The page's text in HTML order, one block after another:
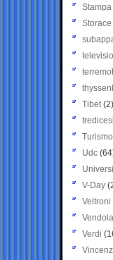
Stampa
Storace
Tibet(2)
Turismo
Udc
V-Day
Veltroni
Vendola
Verdi